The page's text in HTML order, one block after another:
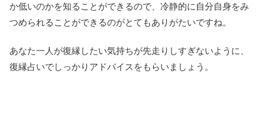
か低いのかを知ることができるので、冷静的に自分自身をみ
つめられることができるのがとてもありがたいですね。
あなた一人が復縁したい気持ちが先走りしすぎないように、
復縁占いでしっかりアドバイスをもらいましょう。